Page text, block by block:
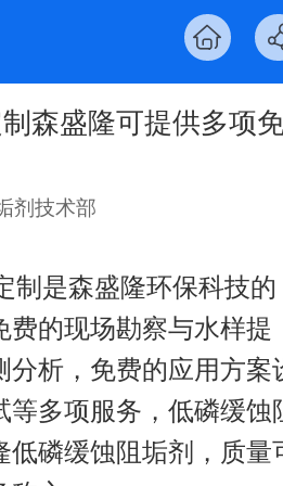
森盛隆可提供多项
剂技术部
制是森盛隆环保科技的
费的现场勘察与水样提
分析，免费的应用方案
等多项服务，低磷缓蚀
低磷缓蚀阻垢剂，质量